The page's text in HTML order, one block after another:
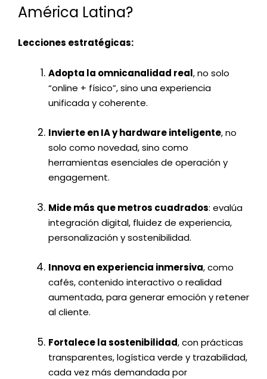
América Latina?
Lecciones estratégicas:
Adopta la omnicanalidad real, no solo
“online + físico”, sino una experiencia
unificada y coherente.
Invierte en IA y hardware inteligente, no
solo como novedad, sino como
herramientas esenciales de operación y
engagement.
Mide más que metros cuadrados: evalúa
integración digital, fluidez de experiencia,
personalización y sostenibilidad.
Innova en experiencia inmersiva, como
cafés, contenido interactivo o realidad
aumentada, para generar emoción y retener
al cliente.
Fortalece la sostenibilidad, con prácticas
transparentes, logística verde y trazabilidad,
cada vez más demandada por